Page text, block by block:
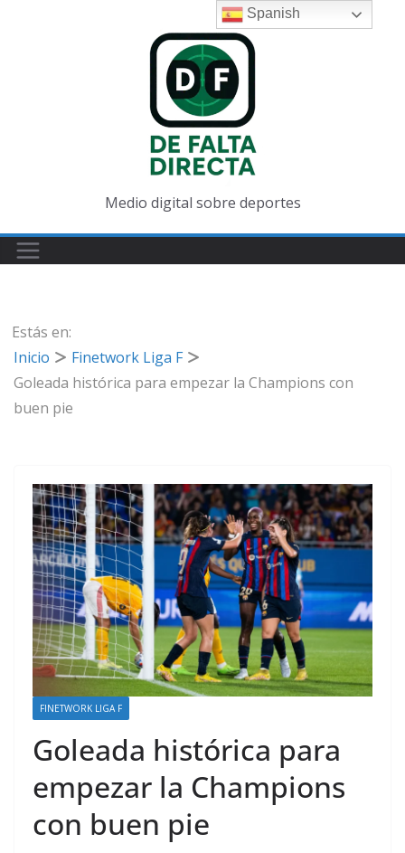
Medio digital sobre deportes
Estás en:
Inicio
Finetwork Liga F
Goleada histórica para empezar la Champions con
buen pie
FINETWORK LIGA F
Goleada histórica para
empezar la Champions
con buen pie
Spanish